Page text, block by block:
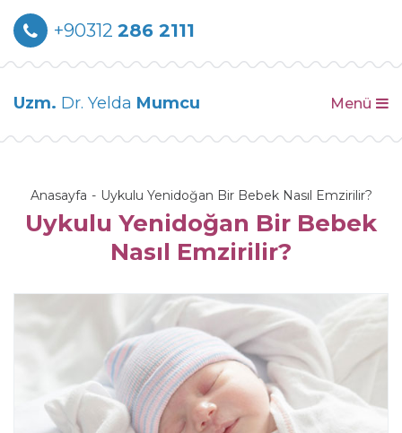
+90312 286 2111
Uzm. Dr. Yelda Mumcu Menü
Anasayfa Uykulu Yenidoğan Bir Bebek Nasıl Emzirilir?
Uykulu Yenidoğan Bir Bebek
Nasıl Emzirilir?